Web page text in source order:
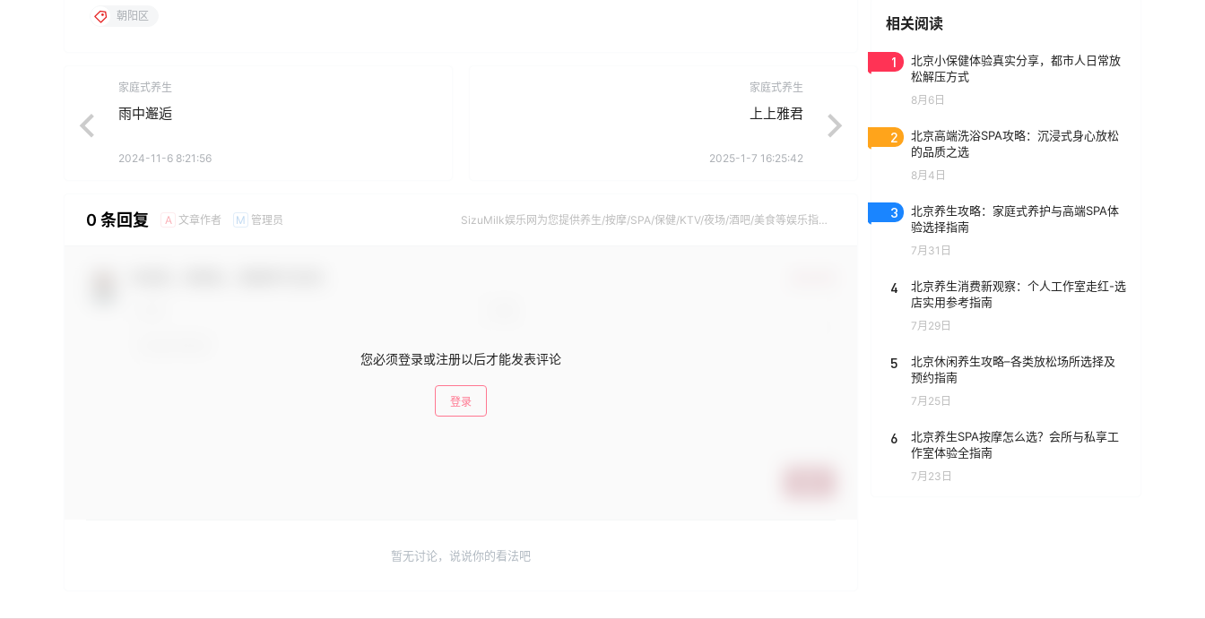
朝阳区
家庭式养生
雨中邂逅
2024-11-6 8:21:56
家庭式养生
上上雅君
2025-1-7 16:25:42
0 条回复 A 文章作者 M 管理员
SizuMilk娱乐网为您提供养生/按摩/SPA/保健/KTV/夜场/酒吧/美食等娱乐指
您必须登录或注册以后才能发表评论
登录
暂无讨论，说说你的看法吧
相关阅读
1
北京小保健体验真实分享，都市人日常放
松解压方式
8月6日
2
北京高端洗浴SPA攻略：沉浸式身心放松
的品质之选
8月4日
3
北京养生攻略：家庭式养护与高端SPA体
验选择指南
7月31日
4
北京养生消费新观察：个人工作室走红-选
店实用参考指南
7月29日
5
北京休闲养生攻略–各类放松场所选择及
预约指南
7月25日
6
北京养生SPA按摩怎么选？会所与私享工
作室体验全指南
7月23日